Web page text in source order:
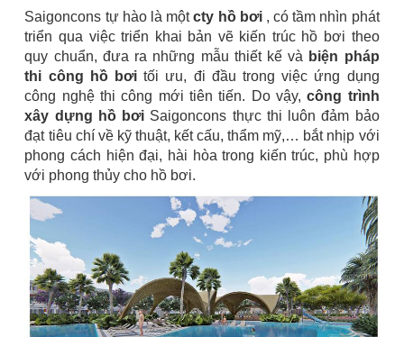
Saigoncons tự hào là mộtcty hồ bơi, có tầm nhìn phát
triển qua việc triển khai bản vẽ kiến trúc hồ bơi theo
quy chuẩn, đưa ra những mẫu thiết kế và biện pháp
thi công hồ bơi tối ưu, đi đầu trong việc ứng dụng
công nghệ thi công mới tiên tiến. Do vậy,công trình
xây dựng hồ bơi Saigoncons thực thi luôn đảm bảo
đạt tiêu chí về kỹ thuật, kết cấu, thẩm mỹ,… bắt nhịp với
phong cách hiện đại, hài hòa trong kiến trúc, phù hợp
với phong thủy cho hồ bơi.